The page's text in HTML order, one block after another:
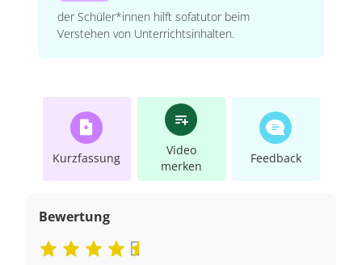
der Schüler*innen hilft sofatutor beim
Verstehen von Unterrichtsinhalten.
Kurzfassung
Video
merken
Feedback
Bewertung